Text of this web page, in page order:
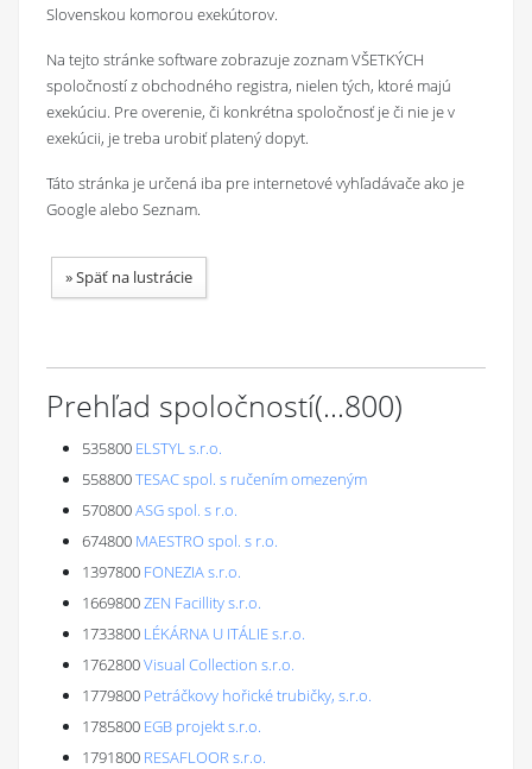
Slovenskou komorou exekútorov.
Na tejto stránke software zobrazuje zoznam VŠETKÝCH
spoločností z obchodného registra, nielen tých, ktoré majú
exekúciu. Pre overenie, či konkrétna spoločnosť je či nie je v
exekúcii, je treba urobiť platený dopyt.
Táto stránka je určená iba pre internetové vyhľadávače ako je
Google alebo Seznam.
»Späť na lustrácie
Prehľad spoločností(...800)
535800 ELSTYL s.r.o.
558800TESAC spol. s ručením omezeným
570800ASG spol. s r.o.
674800 MAESTRO spol. s r.o.
1397800 FONEZIA s.r.o.
1669800ZEN Facillity s.r.o.
1733800 LÉKÁRNA U ITÁLIE s.r.o.
1762800Visual Collection s.r.o.
1779800 Petráčkovy hořické trubičky, s.r.o.
1785800 EGB projekt s.r.o.
1791800 RESAFLOOR s.r.o.